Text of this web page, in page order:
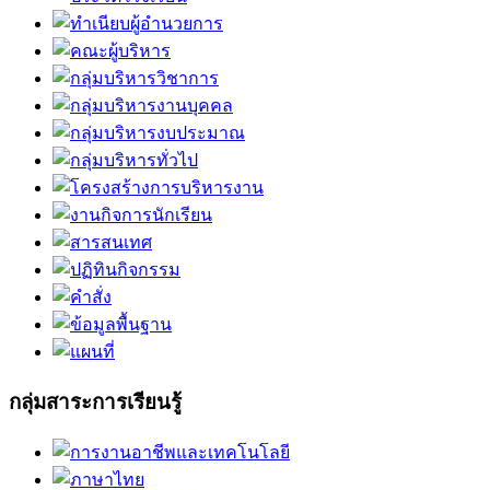
กลุ่มสาระการเรียนรู้